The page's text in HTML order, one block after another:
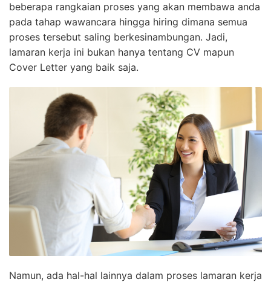
beberapa rangkaian proses yang akan membawa anda
pada tahap wawancara hingga hiring dimana semua
proses tersebut saling berkesinambungan. Jadi,
lamaran kerja ini bukan hanya tentang CV mapun
Cover Letter yang baik saja.
Namun, ada hal-hal lainnya dalam proses lamaran kerja